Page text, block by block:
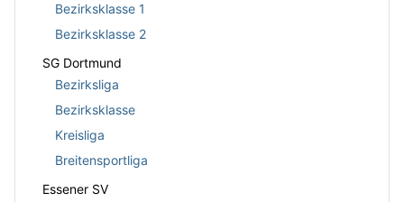
Bezirksklasse 1
Bezirksklasse 2
SG Dortmund
Bezirksliga
Bezirksklasse
Kreisliga
Breitensportliga
Essener SV